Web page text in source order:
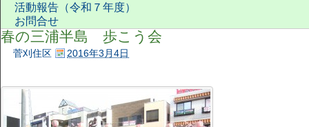
活動報告（令和７年度）
お問合せ
春の三浦半島 歩こう会
菅刈住区 2016年3月4日